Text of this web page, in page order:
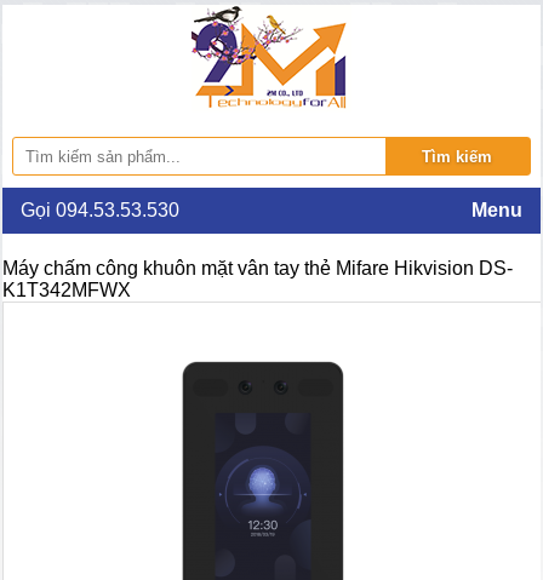
Gọi 094.53.53.530 Menu
Máy chấm công khuôn mặt vân tay thẻ Mifare Hikvision DS-
K1T342MFWX